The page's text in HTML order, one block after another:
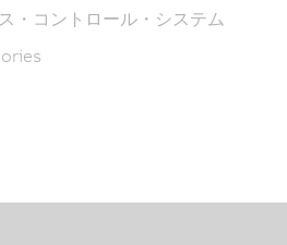
・コントロール・システム